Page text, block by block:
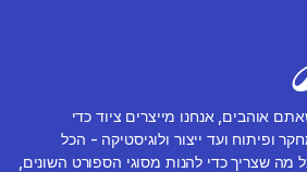
אוהבים, אנחנו מייצרים ציוד כדי
ופיתוח ועד ייצור ולוגיסטיקה - הכל
שצריך כדי להנות מסוגי הספורט השונים,